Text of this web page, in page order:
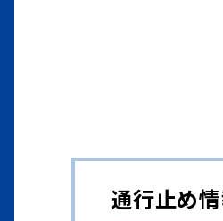
通行止め